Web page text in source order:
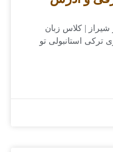
شیراز | کلاس زبان
ترکی استانبولی تو